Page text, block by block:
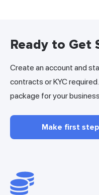
Ready to Get
Create an account and
contracts or KYC
package for your
Make first step